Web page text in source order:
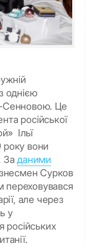
однією
Сенновою. Це
російської
Ільї
вони
Заданими
Сурков
переховувався
але через
у
російських